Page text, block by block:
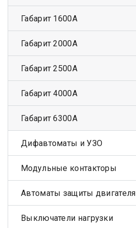
Габарит 1600А
Габарит 2000А
Габарит 2500А
Габарит 4000А
Габарит 6300А
Дифавтоматы и УЗО
Модульные контакторы
Автоматы защиты двигателя
Выключатели нагрузки